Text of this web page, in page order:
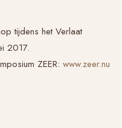
tijdens het Verlaat
2017.
ZEER: www.zeer.nu